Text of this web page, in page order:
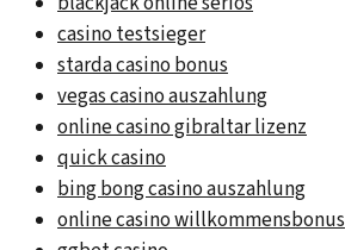
casino testsieger
starda casino bonus
vegas casino auszahlung
online casino gibraltar lizenz
quick casino
bing bong casino auszahlung
online casino willkommensbonus